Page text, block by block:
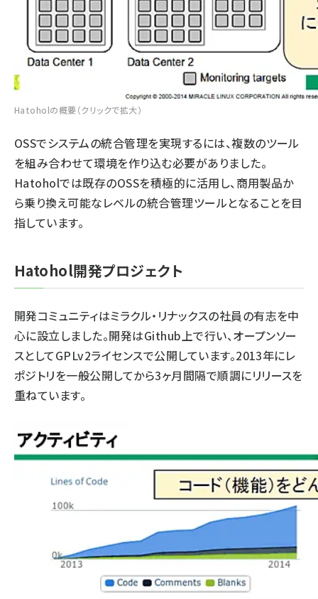
Hatoholの概要（クリックで拡大）
OSSでシステムの統合管理を実現するには、複数のツール
を組み合わせて環境を作り込む必要がありました。
Hatoholでは既存のOSSを積極的に活用し、商用製品か
ら乗り換え可能なレベルの統合管理ツールとなることを目
指しています。
Hatohol開発プロジェクト
開発コミュニティはミラクル・リナックスの社員の有志を中
心に設立しました。開発はGithub上で行い、オープンソー
スとしてGPLv2ライセンスで公開しています。2013年にレ
ポジトリを一般公開してから3ヶ月間隔で順調にリリースを
重ねています。